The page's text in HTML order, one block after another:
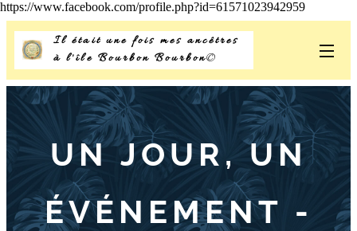
https://www.facebook.com/profile.php?id=61571023942959
Il était une fois mes ancêtres
à l'île Bourbon Bourbon©
UN JOUR, UN
ÉVÉNEMENT -